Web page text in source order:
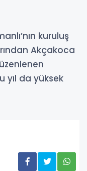
kuruluş
Akçakoca
yıl da yüksek